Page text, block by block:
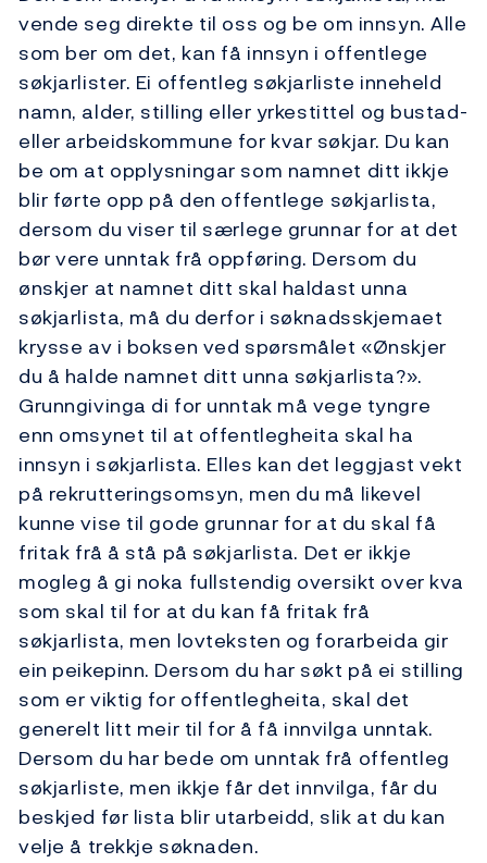
vende seg direkte til oss og be om innsyn. Alle
som ber om det, kan få innsyn i offentlege
søkjarlister. Ei offentleg søkjarliste inneheld
namn, alder, stilling eller yrkestittel og bustad-
eller arbeidskommune for kvar søkjar. Du kan
be om at opplysningar som namnet ditt ikkje
blir førte opp på den offentlege søkjarlista,
dersom du viser til særlege grunnar for at det
bør vere unntak frå oppføring. Dersom du
ønskjer at namnet ditt skal haldast unna
søkjarlista, må du derfor i søknadsskjemaet
krysse av i boksen ved spørsmålet «Ønskjer
du å halde namnet ditt unna søkjarlista?».
Grunngivinga di for unntak må vege tyngre
enn omsynet til at offentlegheita skal ha
innsyn i søkjarlista. Elles kan det leggjast vekt
på rekrutteringsomsyn, men du må likevel
kunne vise til gode grunnar for at du skal få
fritak frå å stå på søkjarlista. Det er ikkje
mogleg å gi noka fullstendig oversikt over kva
som skal til for at du kan få fritak frå
søkjarlista, men lovteksten og forarbeida gir
ein peikepinn. Dersom du har søkt på ei stilling
som er viktig for offentlegheita, skal det
generelt litt meir til for å få innvilga unntak.
Dersom du har bede om unntak frå offentleg
søkjarliste, men ikkje får det innvilga, får du
beskjed før lista blir utarbeidd, slik at du kan
velje å trekkje søknaden.